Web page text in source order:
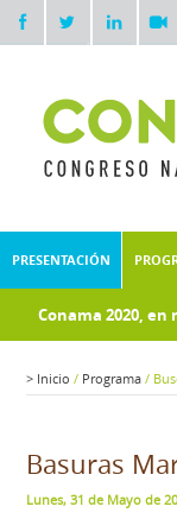
PRESENTACIÓN
Conama 2020, en
> Inicio / Programa /
Basuras
Lunes, 31 de Mayo de